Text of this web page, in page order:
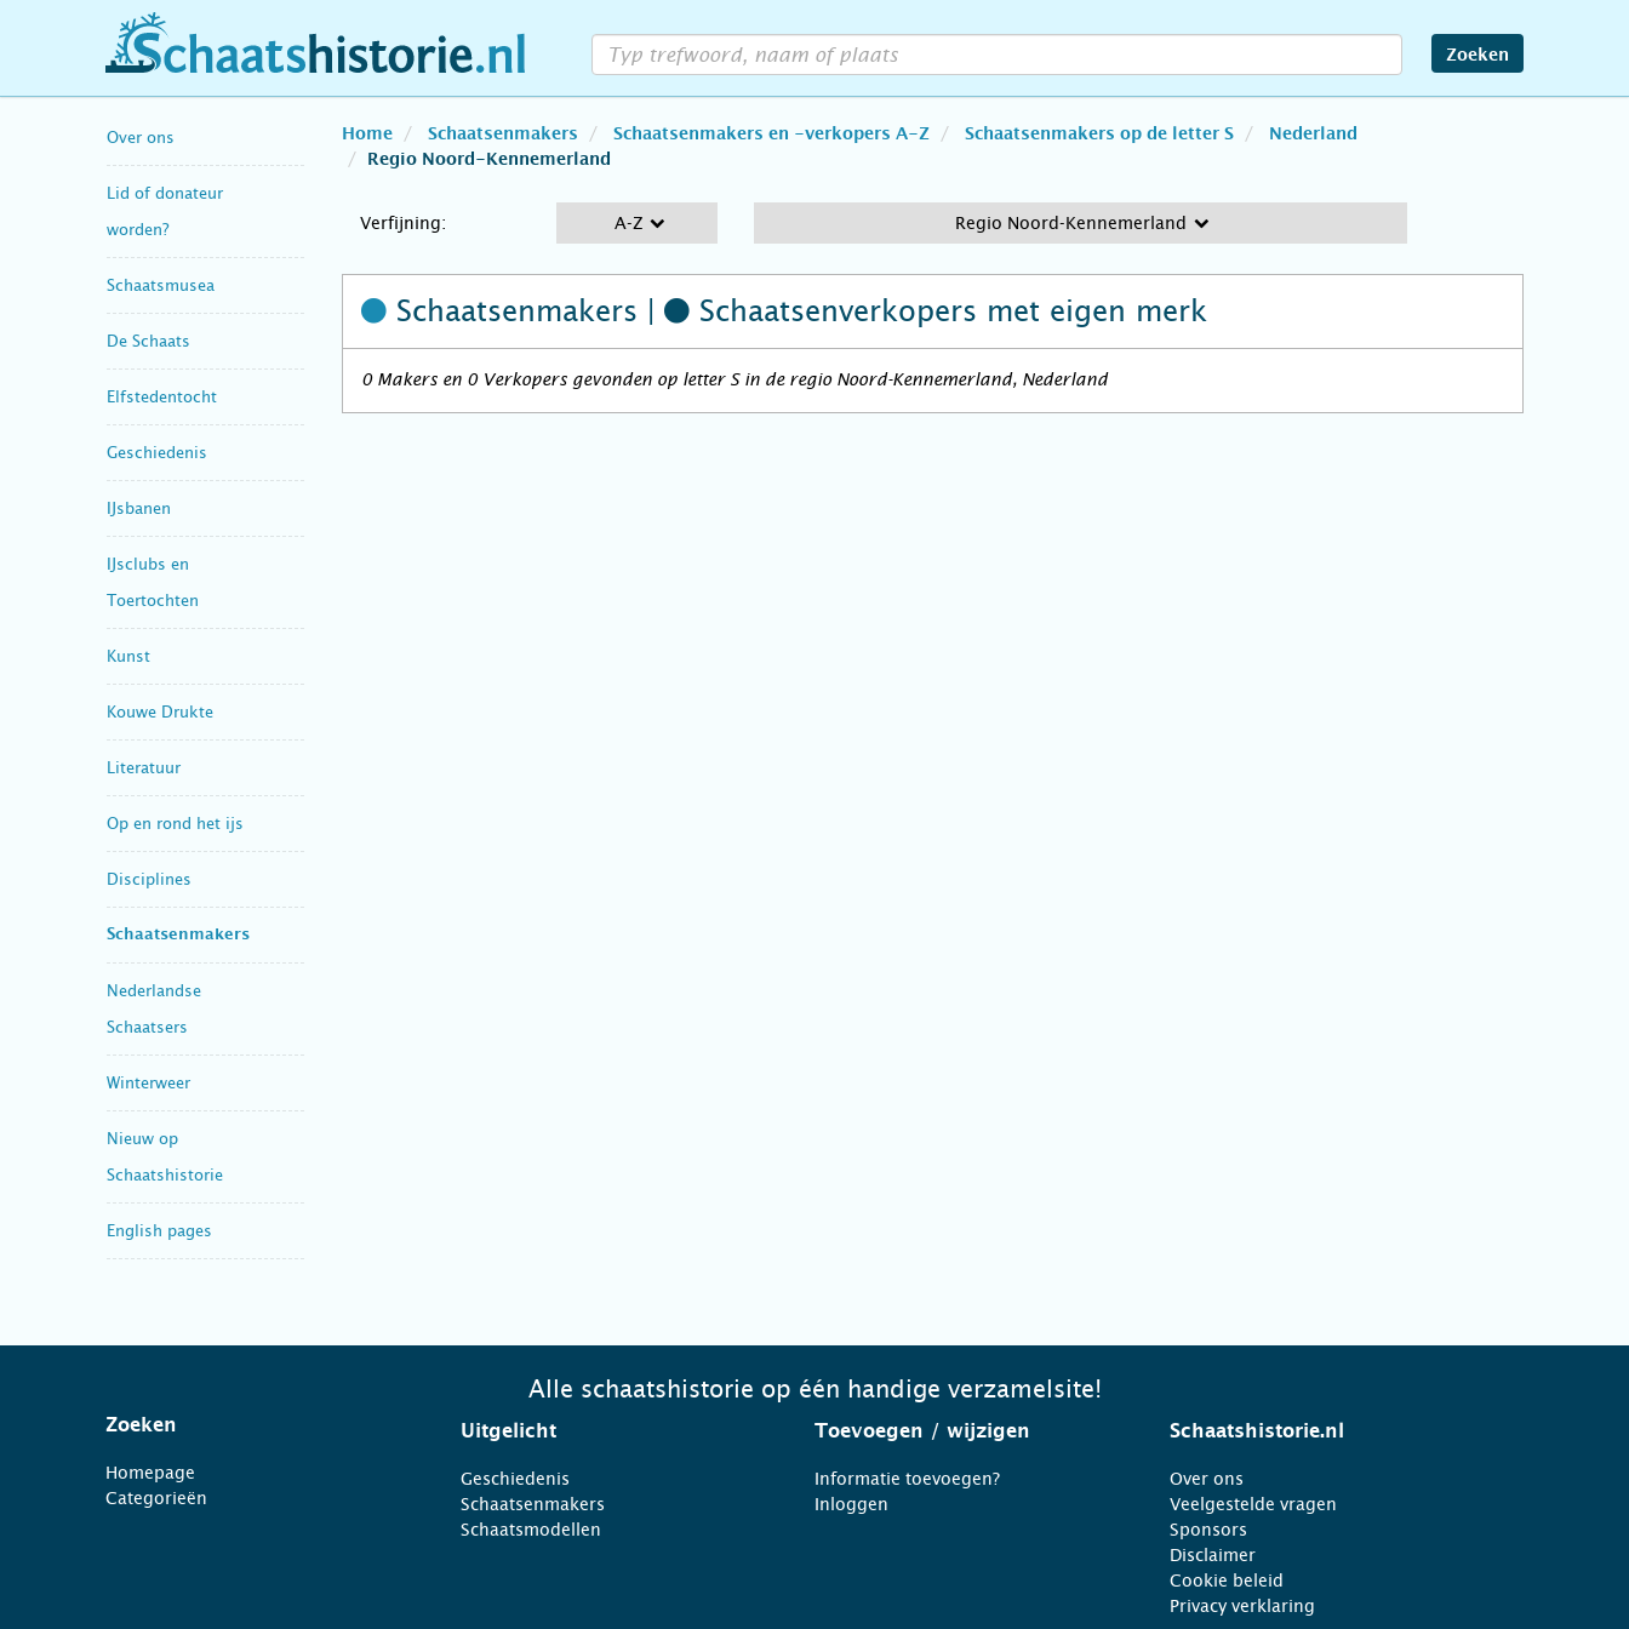
schaatshistorie.nl Zoeken
Over ons
Lid of donateur
worden?
Schaatsmusea
De Schaats
Elfstedentocht
Geschiedenis
IJsbanen
IJsclubs en
Toertochten
Kunst
Kouwe Drukte
Literatuur
Op en rond het ijs
Disciplines
Schaatsenmakers
Nederlandse
Schaatsers
Winterweer
Nieuw op
Schaatshistorie
English pages
Home Schaatsenmakers Schaatsenmakers en -verkopers A-Z Schaatsenmakers op de letter S
Nederland
Regio Noord-Kennemerland
Verfijning: A-Z Regio Noord-Kennemerland
Schaatsenmakers | Schaatsenverkopers met eigen merk
0 Makers en 0 Verkopers gevonden op letter S in de regio Noord-Kennemerland, Nederland
Alle schaatshistorie op één handige verzamelsite!
Zoeken
Homepage
Categorieën
Uitgelicht
Geschiedenis
Schaatsenmakers
Schaatsmodellen
Toevoegen / wijzigen
Informatie toevoegen?
Inloggen
Schaatshistorie.nl
Over ons
Veelgestelde vragen
Sponsors
Disclaimer
Cookie beleid
Privacy verklaring